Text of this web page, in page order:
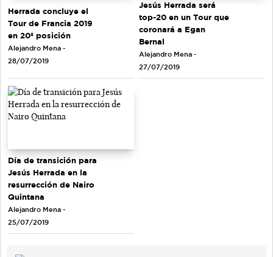
Herrada concluye el
Tour de Francia 2019
en 20ª posición
Alejandro Mena -
28/07/2019
Jesús Herrada será
top-20 en un Tour que
coronará a Egan
Bernal
Alejandro Mena -
27/07/2019
Día de transición para
Jesús Herrada en la
resurrección de Nairo
Quintana
Alejandro Mena -
25/07/2019